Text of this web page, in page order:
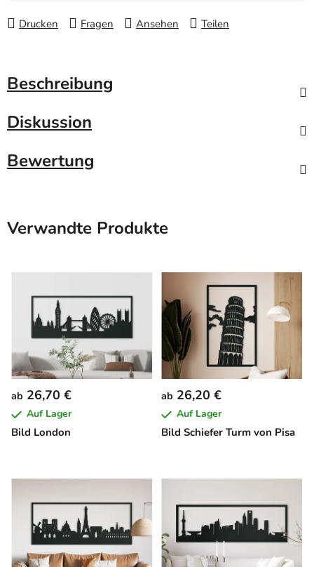
Drucken Fragen Ansehen Teilen
Beschreibung
Diskussion
Bewertung
Verwandte Produkte
Bild London
ab 26,70 €
Auf Lager
Bild Schiefer Turm von Pisa
ab 26,20 €
Auf Lager